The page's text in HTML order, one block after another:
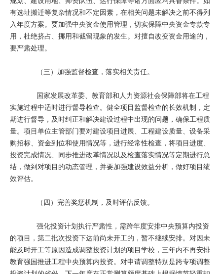
有选址搬迁等复杂情况和不定因素，在相关问题未解决之前不得列
入年度方案。要加强中央资金使用管理，切实保障中央资金专款专
用，杜绝挤占、挪用和截留现象的发生。对擅自改变资金用途的，
要严肃处理。
（三）加强监督检查，落实相关责任。
国家发展改革委、教育部和人力资源社会保障部将在工程
实施过程中适时进行督导检查。健全项目监督检查的长效机制，定
期进行督导，及时纠正和解决建设过程中出现的问题，确保工程质
量。项目单位主管部门要对建设项目进展、工程建设质量、设备采
购招标、资金到位和使用情况等，进行经常性检查，将项目进度、
投资完成情况、同步推进改革情况以及检查落实情况等定期进行总
结，做到对项目的动态管理，并要加强建设效益分析，做好项目绩
效评估。
（四）完善奖惩机制，及时评估反馈。
强化投资计划执行严肃性，需跨年度安排中央预算内投资
的项目，第二批次投资下达前尚未开工的，暂不继续安排。对因未
能及时开工等原因造成调整投资计划的项目学校，三年内不再安排
教育强国推进工程中央预算内投资。对申请调整特别是跨专项调整